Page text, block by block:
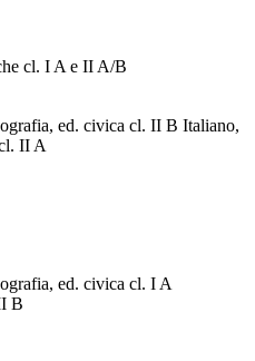
cl. I A e II A/B
ed. civica cl. II B Italiano,
II A
ed. civica cl. I A
B